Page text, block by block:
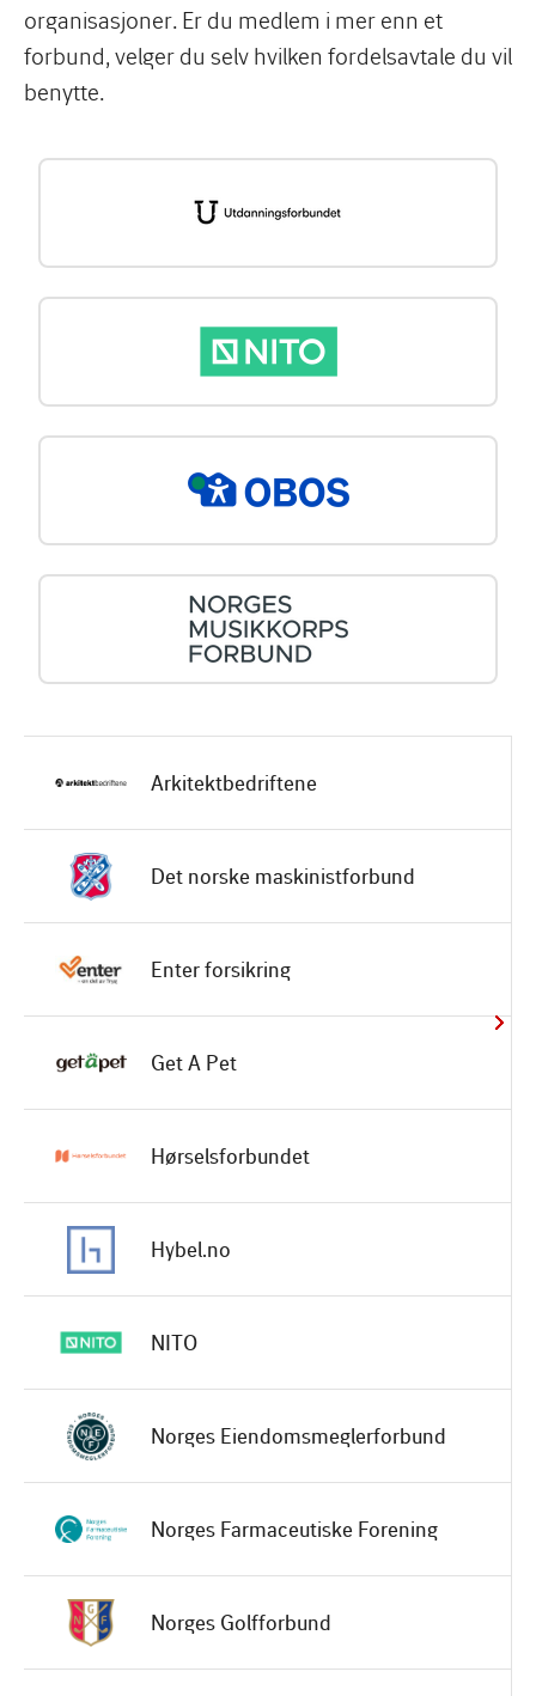
organisasjoner. Er du medlem i mer enn et
forbund, velger du selv hvilken fordelsavtale du vil
benytte.
Arkitektbedriftene
Det norske maskinistforbund
Enter forsikring
Get A Pet
Hørselsforbundet
Hybel.no
NITO
Norges Eiendomsmeglerforbund
Norges Farmaceutiske Forening
Norges Golfforbund